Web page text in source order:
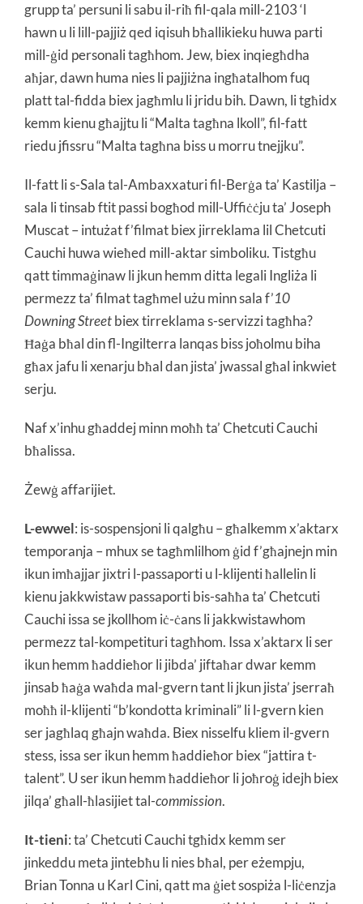
grupp ta’ persuni li sabu il-riħ fil-qala mill-2103 ‘l
hawn u li lill-pajjiż qed iqisuh bħallikieku huwa parti
mill-ġid personali tagħhom. Jew, biex inqiegħdha
aħjar, dawn huma nies li pajjiżna ingħatalhom fuq
platt tal-fidda biex jagħmlu li jridu bih. Dawn, li tgħidx
kemm kienu għajjtu li “Malta tagħna lkoll”, fil-fatt
riedu jfissru “Malta tagħna biss u morru tnejjku”.
Il-fatt li s-Sala tal-Ambaxxaturi fil-Berġa ta’ Kastilja –
sala li tinsab ftit passi bogħod mill-Uffiċċju ta’ Joseph
Muscat – intużat f’filmat biex jirreklama lil Chetcuti
Cauchi huwa wieħed mill-aktar simboliku. Tistgħu
qatt timmaġinaw li jkun hemm ditta legali Ingliża li
permezz ta’ filmat tagħmel użu minn sala f’10
Downing Streetbiex tirreklama s-servizzi tagħha?
Ħaġa bħal din fl-Ingilterra lanqas biss joħolmu biha
għax jafu li xenarju bħal dan jista’ jwassal għal inkwiet
serju.
Naf x’inhu għaddej minn moħħ ta’ Chetcuti Cauchi
bħalissa.
Żewġ affarijiet.
L-ewwel: is-sospensjoni li qalgħu – għalkemm x’aktarx
temporanja – mhux se tagħmlilhom ġid f’għajnejn min
ikun imħajjar jixtri l-passaporti u l-klijenti ħallelin li
kienu jakkwistaw passaporti bis-saħħa ta’ Chetcuti
Cauchi issa se jkollhom iċ-ċans li jakkwistawhom
permezz tal-kompetituri tagħhom. Issa x’aktarx li ser
ikun hemm ħaddieħor li jibda’ jiftaħar dwar kemm
jinsab ħaġa waħda mal-gvern tant li jkun jista’ jserraħ
moħħ il-klijenti “b’kondotta kriminali” li l-gvern kien
ser jagħlaq għajn waħda. Biex nisselfu kliem il-gvern
stess, issa ser ikun hemm ħaddieħor biex “jattira t-
talent”. U ser ikun hemm ħaddieħor li joħroġ idejh biex
jilqa’ għall-ħlasijiet tal-commission.
It-tieni: ta’ Chetcuti Cauchi tgħidx kemm ser
jinkeddu meta jintebħu li nies bħal, per eżempju,
Brian Tonna u Karl Cini, qatt ma ġiet sospiża l-liċenzja